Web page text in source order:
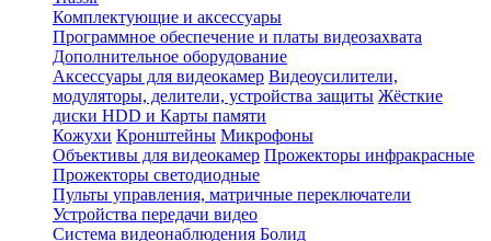
Комплектующие и аксессуары
Программное обеспечение и платы видеозахвата
Дополнительное оборудование
Аксессуары для видеокамер Видеоусилители,
модуляторы, делители, устройства защиты Жёсткие
диски HDD и Карты памяти
Кожухи Кронштейны Микрофоны
Объективы для видеокамер Прожекторы инфракрасные
Прожекторы светодиодные
Пульты управления, матричные переключатели
Устройства передачи видео
Система видеонаблюдения Болид